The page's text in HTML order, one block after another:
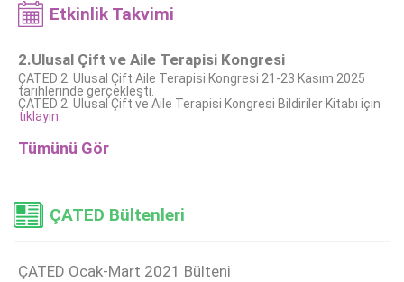
Etkinlik Takvimi
2.Ulusal Çift ve Aile Terapisi Kongresi
ÇATED 2. Ulusal Çift Aile Terapisi Kongresi 21-23 Kasım 2025
tarihlerinde gerçekleşti.
ÇATED 2. Ulusal Çift ve Aile Terapisi Kongresi Bildiriler Kitabı için
tıklayın.
Tümünü Gör
ÇATED Bültenleri
ÇATED Ocak-Mart 2021 Bülteni